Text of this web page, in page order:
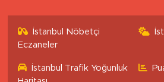
İstanbul Nöbetçi
Eczaneler
İstanbul Trafik Yoğunluk